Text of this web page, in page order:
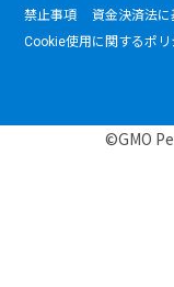
禁止事項
資金決済法
Cookie使用に関するポリ
©GMO